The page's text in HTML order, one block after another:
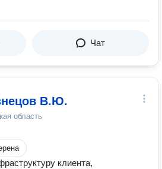
Чат
В.Ю.
область
клиента,